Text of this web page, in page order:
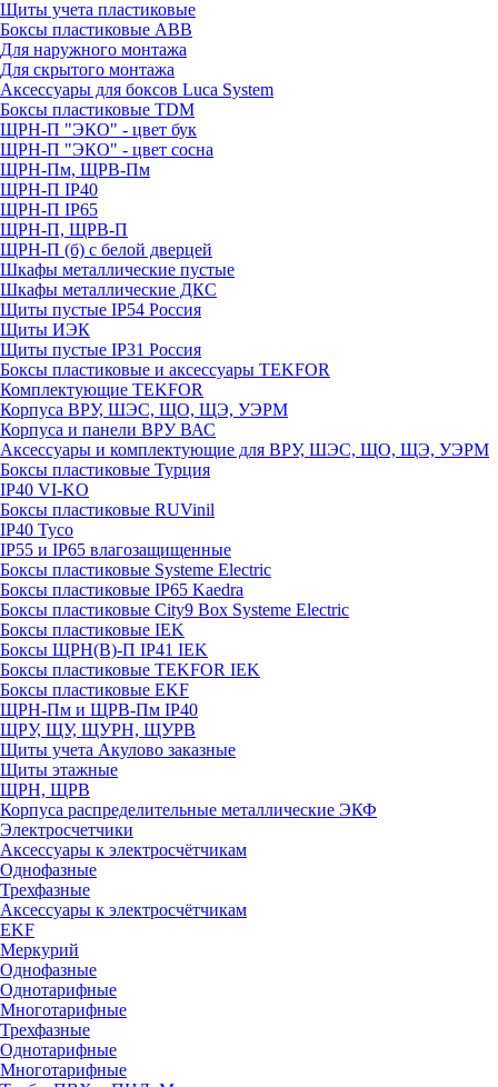
Щиты учета пластиковые
Боксы пластиковые ABB
Для наружного монтажа
Для скрытого монтажа
Аксессуары для боксов Luca System
Боксы пластиковые TDM
ЩРН-П "ЭКО" - цвет бук
ЩРН-П "ЭКО" - цвет сосна
ЩРН-Пм, ЩРВ-Пм
ЩРН-П IP40
ЩРН-П IP65
ЩРН-П, ЩРВ-П
ЩРН-П (б) с белой дверцей
Шкафы металлические пустые
Шкафы металлические ДКС
Щиты пустые IP54 Россия
Щиты ИЭК
Щиты пустые IP31 Россия
Боксы пластиковые и аксессуары TEKFOR
Комплектующие TEKFOR
Корпуса ВРУ, ШЭС, ЩО, ЩЭ, УЭРМ
Корпуса и панели ВРУ ВАС
Аксессуары и комплектующие для ВРУ, ШЭС, ЩО, ЩЭ, УЭРМ
Боксы пластиковые Турция
IP40 VI-KO
Боксы пластиковые RUVinil
IP40 Тусо
IP55 и IP65 влагозащищенные
Боксы пластиковые Systeme Electric
Боксы пластиковые IP65 Kaedra
Боксы пластиковые City9 Box Systeme Electric
Боксы пластиковые IEK
Боксы ЩРН(В)-П IP41 IEK
Боксы пластиковые TEKFOR IEK
Боксы пластиковые EKF
ЩРН-Пм и ЩРВ-Пм IP40
ЩРУ, ЩУ, ЩУРН, ЩУРВ
Щиты учета Акулово заказные
Щиты этажные
ЩРН, ЩРВ
Корпуса распределительные металлические ЭКФ
Электросчетчики
Аксессуары к электросчётчикам
Однофазные
Трехфазные
Аксессуары к электросчётчикам
EKF
Меркурий
Однофазные
Однотарифные
Многотарифные
Трехфазные
Однотарифные
Многотарифные